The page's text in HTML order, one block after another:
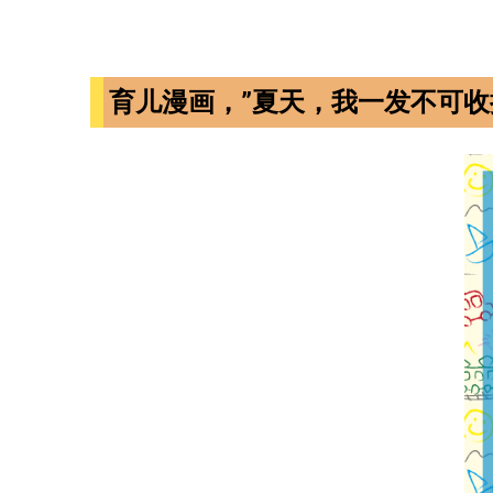
育儿漫画，”夏天，我一发不可